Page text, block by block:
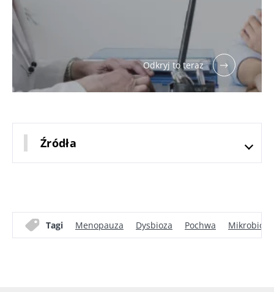
Odkryj to teraz
Źródła
Tagi Menopauza Dysbioza Pochwa